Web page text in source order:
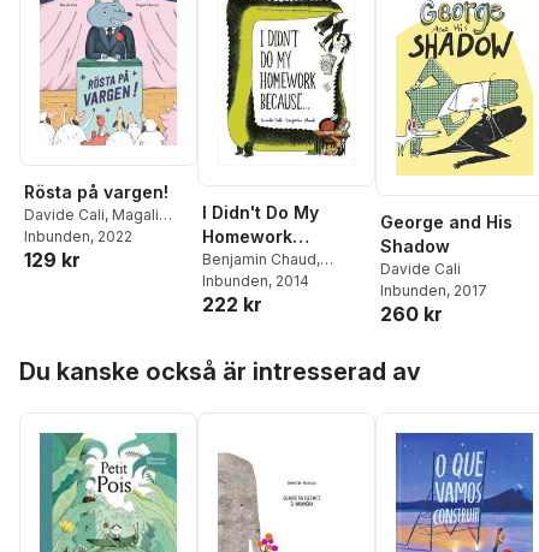
Rösta på vargen!
Davide Cali, Magali
Clavelet
Inbunden, 2022
129 kr
I Didn't Do My
Homework
Because...
Benjamin Chaud,
Davide Cali
Inbunden, 2014
222 kr
George and His
Shadow
Davide Cali
Inbunden, 2017
260 kr
Du kanske också är intresserad av